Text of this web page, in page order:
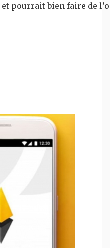
pourrait bien faire de